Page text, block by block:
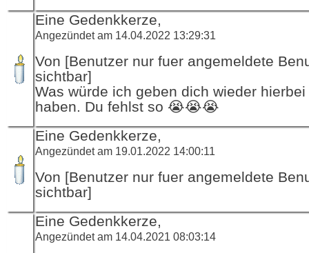
Eine Gedenkkerze,
Angezündet am 14.04.2022 13:29:31
Von [Benutzer nur fuer angemeldete
sichtbar]
Was würde ich geben dich wieder
haben. Du fehlst so 😭😭😭
Eine Gedenkkerze,
Angezündet am 19.01.2022 14:00:11
Von [Benutzer nur fuer angemeldete
sichtbar]
Eine Gedenkkerze,
Angezündet am 14.04.2021 08:03:14